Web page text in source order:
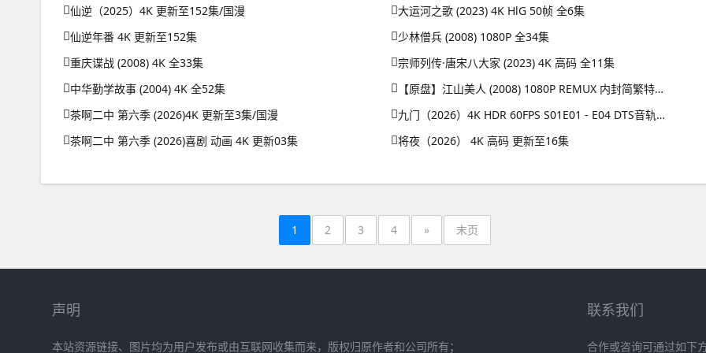
仙逆（2025）4K 更新至152集/国漫
仙逆年番 4K 更新至152集
重庆谍战 (2008) 4K 全33集
中华勤学故事 (2004) 4K 全52集
茶啊二中 第六季 (2026)4K 更新至3集/国漫
茶啊二中 第六季 (2026)喜剧 动画 4K 更新03集
大运河之歌 (2023) 4K HlG 50帧 全6集
少林僧兵 (2008) 1080P 全34集
宗师列传·唐宋八大家 (2023) 4K 高码 全11集
【原盘】江山美人 (2008) 1080P REMUX 内封简繁特效字幕
九门（2026）4K HDR 60FPS S01E01 - E04 DTS音轨 HiveWeb
将夜（2026） 4K 高码 更新至16集
1 2 3 4 » 末页
声明
本站资源链接、图片均为用户发布或由互联网收集而来，版权归原作者和公司所有；
联系我们
合作或咨询可通过如下